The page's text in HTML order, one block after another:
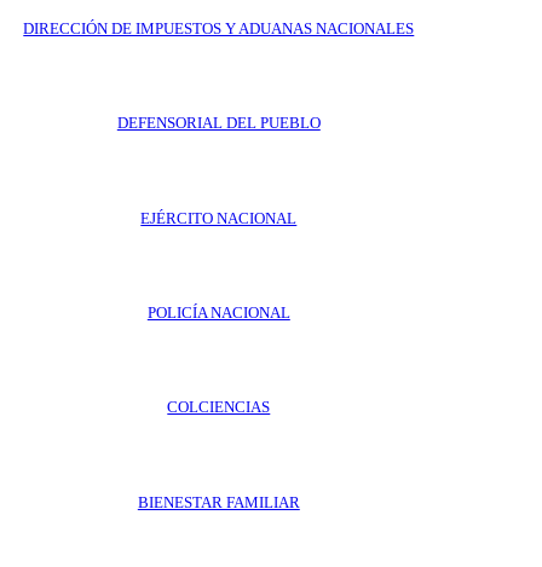
DIRECCIÓN DE IMPUESTOS Y ADUANAS NACIONALES
DEFENSORIAL DEL PUEBLO
EJÉRCITO NACIONAL
POLICÍA NACIONAL
COLCIENCIAS
BIENESTAR FAMILIAR